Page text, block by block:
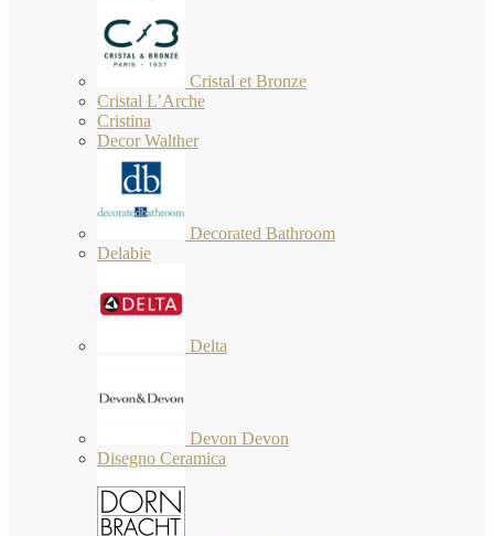
Cristal et Bronze
Cristal L’Arche
Cristina
Decor Walther
Decorated Bathroom
Delabie
Delta
Devon Devon
Disegno Ceramica